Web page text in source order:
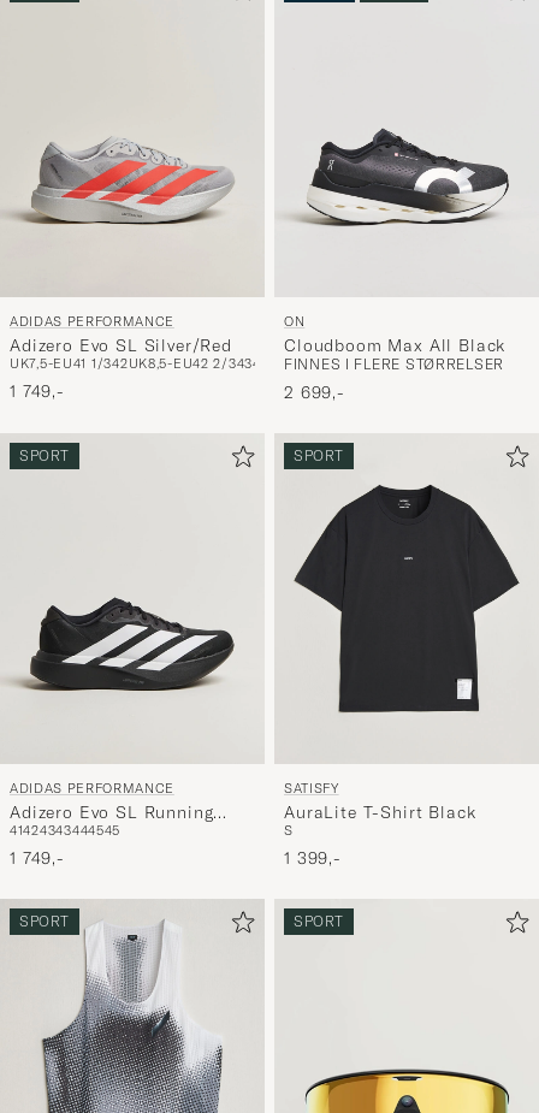
ADIDAS PERFORMANCE
Adizero Evo SL Silver/Red
UK7,5-EU41 1/342UK8,5-EU42 2/34344 UK10-EU44 2/3
1 749,-
ON
Cloudboom Max All Black
FINNES I FLERE STØRRELSER
2 699,-
SPORT
ADIDAS PERFORMANCE
Adizero Evo SL Running
Sneaker Black/White
41424343444545
1 749,-
SPORT
SATISFY
AuraLite T-Shirt Black
S
1 399,-
SPORT SPORT